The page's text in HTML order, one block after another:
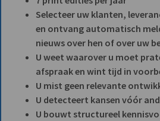
Selecteer uw klanten,
en ontvang automatisch
nieuws over hen of over uw
U weet waarover u moet
afspraak en wint tijd in
U mist geen relevante
U detecteert kansen vóór
U bouwt structureel